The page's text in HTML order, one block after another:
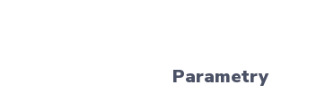
Parametry